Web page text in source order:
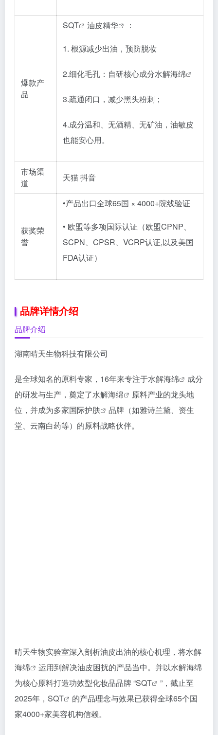
爆款产
品
SQT 油皮精华 ：
1. 根源减少出油，预防脱妆
2.细化毛孔：自研核心成分水解海绵
3.疏通闭口，减少黑头粉刺；
4.成分温和、无酒精、无矿油，油敏皮
也能安心用。
市场渠
道
天猫 抖音
获奖荣
誉
•产品出口全球65国 × 4000+院线验证
• 欧盟等多项国际认证（欧盟CPNP、
SCPN、CPSR、VCRP认证,以及美国
FDA认证）
品牌详情介绍
品牌介绍
湖南晴天生物科技有限公司
是全球知名的原料专家，16年来专注于水解海绵
成分
的研发与生产，奠定了水解海绵
原料产业的龙头地
位，并成为多家国际护肤
品牌（如雅诗兰黛、资生
堂、云南白药等）的原料战略伙伴。
晴天生物实验室深入剖析油皮出油的核心机理，将水解
海绵
运用到解决油皮困扰的产品当中。并以水解海绵
为核心原料打造功效型化妆品品牌 “SQT
”，截止至
2025年， SQT
的产品理念与效果已获得全球65个国
家4000+家美容机构信赖。